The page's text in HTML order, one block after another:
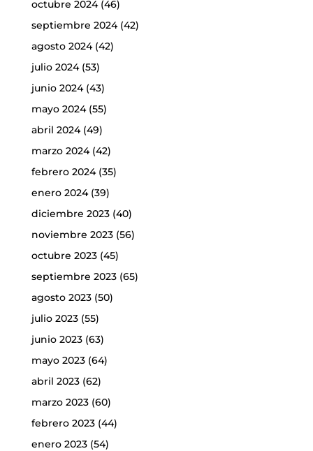
octubre 2024(46)
septiembre 2024(42)
agosto 2024(42)
julio 2024(53)
junio 2024(43)
mayo 2024(55)
abril 2024(49)
marzo 2024(42)
febrero 2024(35)
enero 2024(39)
diciembre 2023(40)
noviembre 2023(56)
octubre 2023(45)
septiembre 2023(65)
agosto 2023(50)
julio 2023(55)
junio 2023(63)
mayo 2023(64)
abril 2023(62)
marzo 2023(60)
febrero 2023(44)
enero 2023(54)